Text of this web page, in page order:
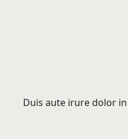
Duis aute irure dolor